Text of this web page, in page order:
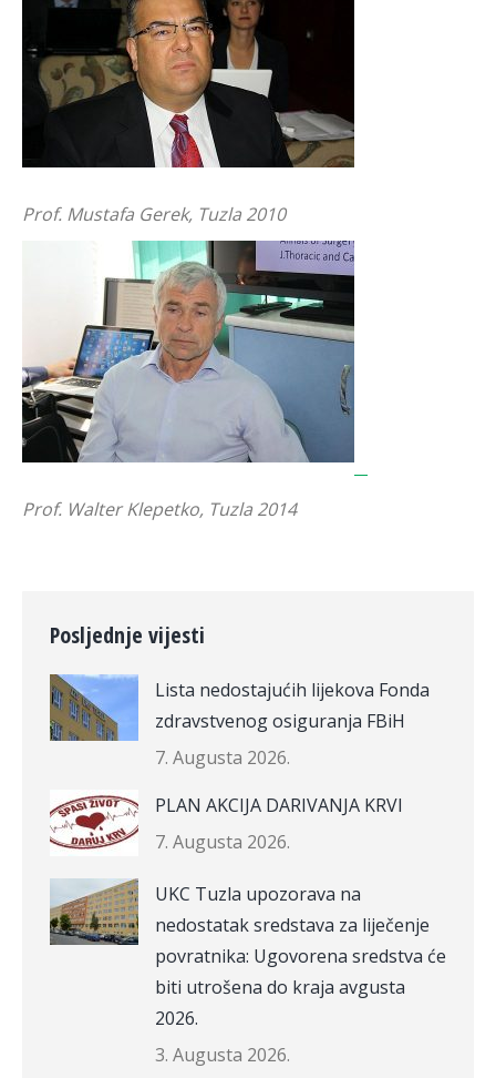
Prof. Mustafa Gerek, Tuzla 2010
Prof. Walter Klepetko, Tuzla 2014
Posljednje vijesti
Lista nedostajućih lijekova Fonda
zdravstvenog osiguranja FBiH
7. Augusta 2026.
PLAN AKCIJA DARIVANJA KRVI
7. Augusta 2026.
UKC Tuzla upozorava na
nedostatak sredstava za liječenje
povratnika: Ugovorena sredstva će
biti utrošena do kraja avgusta
2026.
3. Augusta 2026.